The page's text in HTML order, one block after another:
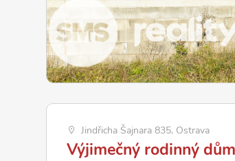
Jindřicha Šajnara 835, Ostrava
Výjimečný rodinný